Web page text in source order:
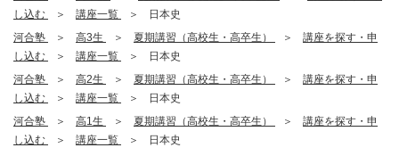
し込む
講座一覧
日本史
河合塾
高3生 夏期講習（高校生・高卒生）
講座を探す・申
し込む
講座一覧
日本史
河合塾
高2生 夏期講習（高校生・高卒生）
講座を探す・申
し込む
講座一覧
日本史
河合塾
高1生 夏期講習（高校生・高卒生）
講座を探す・申
し込む
講座一覧
日本史